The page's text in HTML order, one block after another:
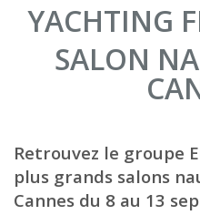
YACHTING
SALON
Retrouvez le groupe
plus grands salons
Cannes du 8 au 13